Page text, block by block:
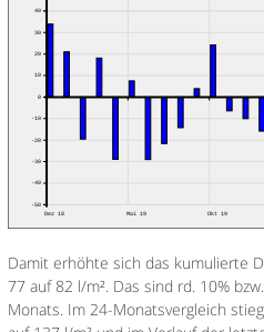
Damit erhöhte sich das kumulierte
77 auf 82 l/m². Das sind rd. 10%
Monats. Im 24-Monatsvergleich